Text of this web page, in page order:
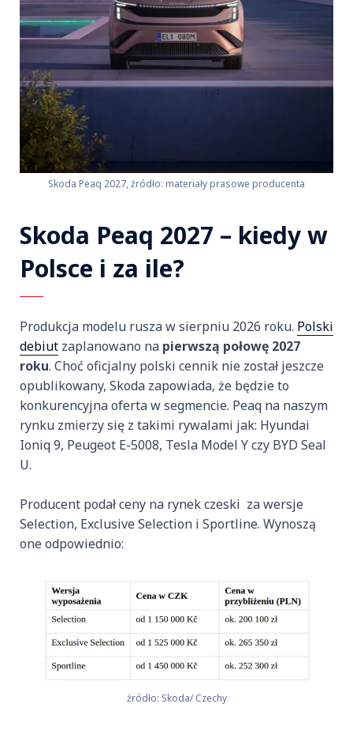
Skoda Peaq 2027, źródło: materiały prasowe producenta
Skoda Peaq 2027 – kiedy w
Polsce i za ile?
Produkcja modelu rusza w sierpniu 2026 roku. Polski
debiut zaplanowano na pierwszą połowę 2027
roku. Choć oficjalny polski cennik nie został jeszcze
opublikowany, Skoda zapowiada, że będzie to
konkurencyjna oferta w segmencie. Peaq na naszym
rynku zmierzy się z takimi rywalami jak: Hyundai
Ioniq 9, Peugeot E-5008, Tesla Model Y czy BYD Seal
U.
Producent podał ceny na rynek czeski za wersje
Selection, Exclusive Selection i Sportline. Wynoszą
one odpowiednio:
źródło: Skoda/ Czechy